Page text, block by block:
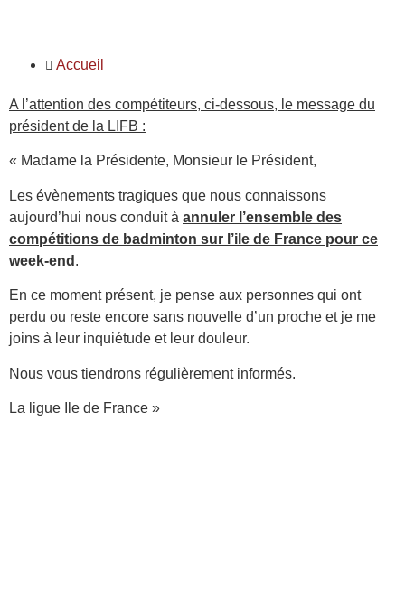
Accueil
​A l’attention des compétiteurs, ci-dessous, le message ​du
président de la LIFB :
« Madame la Présidente, Monsieur le Président,
Les évènements tragiques que nous connaissons
aujourd’hui nous conduit à annuler l’ensemble des
compétitions de badminton sur l’ile de France pour ce
week-end .
En ce moment présent, je pense aux personnes qui ont
perdu ou reste encore sans nouvelle d’un proche et je me
joins à leur inquiétude et leur douleur.
Nous vous tiendrons régulièrement informés.
La ligue Ile de France »